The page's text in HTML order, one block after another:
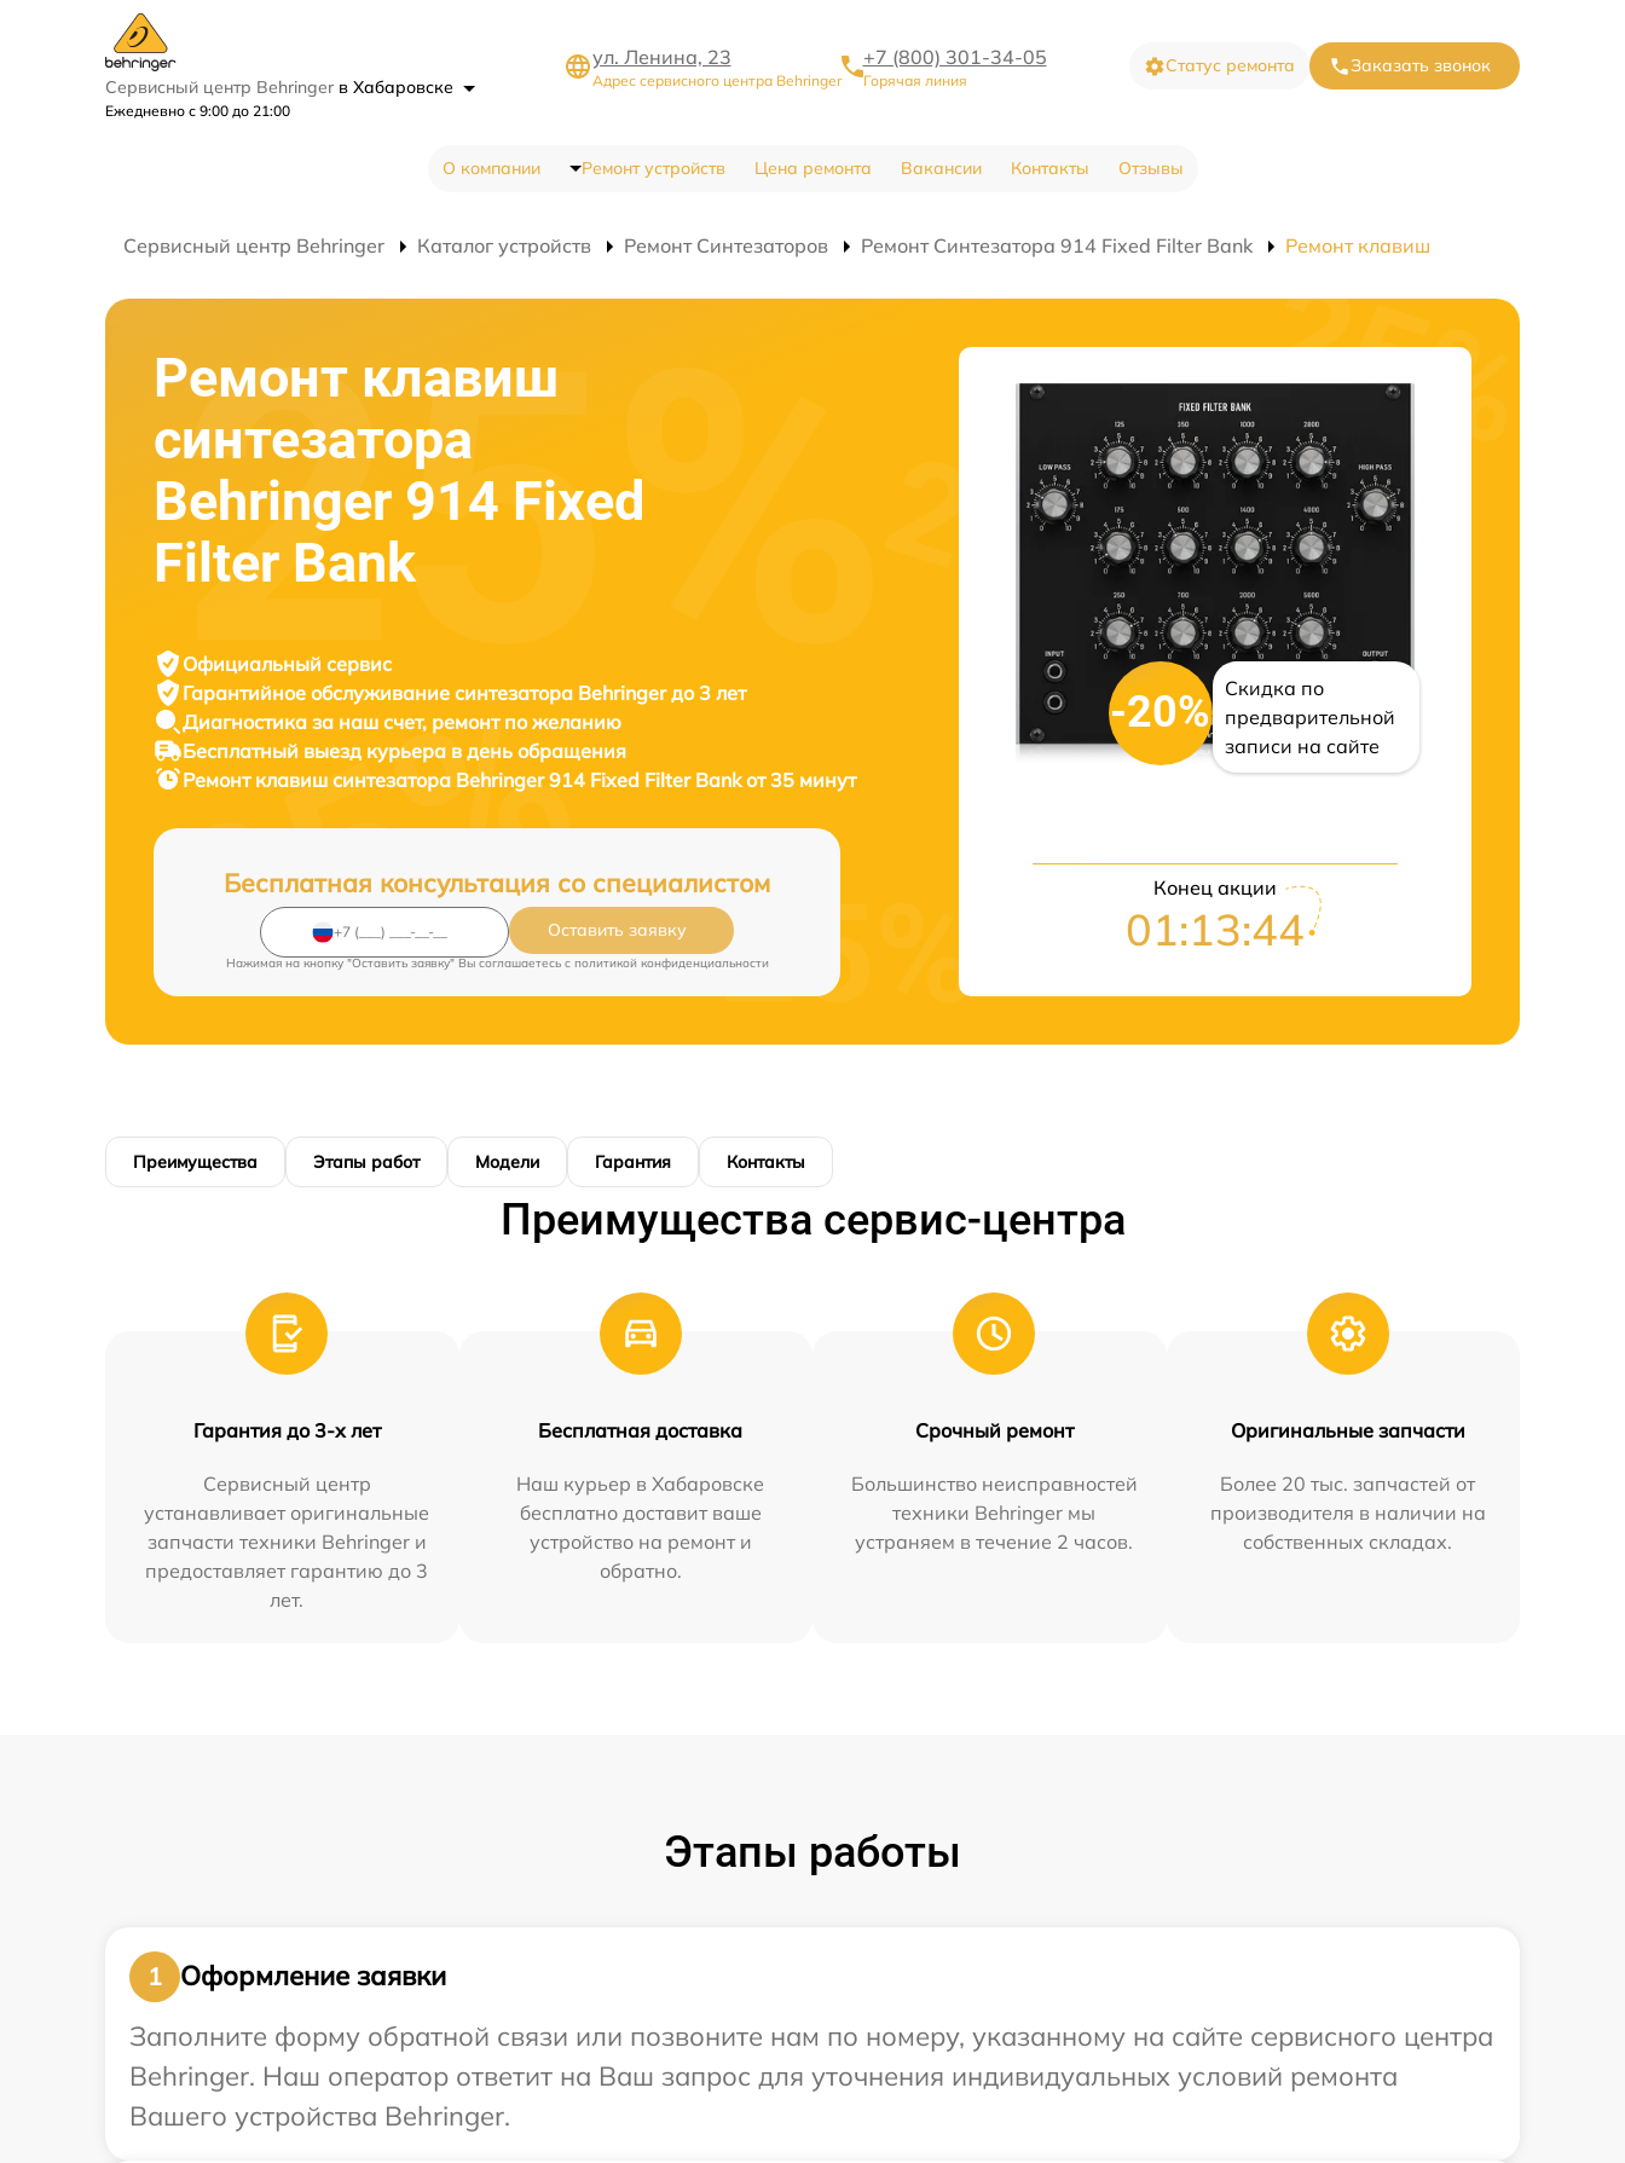
Сервисный центр Behringer в Хабаровске
Ежедневно с 9:00 до 21:00
ул. Ленина, 23
Адрес сервисного центра Behringer
+7 (800) 301-34-05
Горячая линия
Статус ремонта Заказать звонок
О компании Ремонт устройств Цена ремонта Вакансии Контакты Отзывы
Сервисный центр Behringer Каталог устройств Ремонт Синтезаторов Ремонт Синтезатора 914 Fixed Filter Bank Ремонт клавиш
Ремонт клавиш
синтезатора
Behringer 914 Fixed
Filter Bank
Официальный сервис
Гарантийное обслуживание синтезатора Behringer до 3 лет
Диагностика за наш счет, ремонт по желанию
Бесплатный выезд курьера в день обращения
Ремонт клавиш синтезатора Behringer 914 Fixed Filter Bank от 35 минут
Бесплатная консультация со специалистом
Оставить заявку
Нажимая на кнопку "Оставить заявку" Вы соглашаетесь c политикой конфиденциальности
-20%
Скидка по
предварительной
записи на сайте
Конец акции
01:13:43
Преимущества Этапы работ Модели Гарантия Контакты
Преимущества сервис-центра
Гарантия до 3-х лет
Сервисный центр
устанавливает оригинальные
запчасти техники Behringer и
предоставляет гарантию до 3
лет.
Бесплатная доставка
Наш курьер в Хабаровске
бесплатно доставит ваше
устройство на ремонт и
обратно.
Срочный ремонт
Большинство неисправностей
техники Behringer мы
устраняем в течение 2 часов.
Оригинальные запчасти
Более 20 тыс. запчастей от
производителя в наличии на
собственных складах.
Этапы работы
1
Оформление заявки
Заполните форму обратной связи или позвоните нам по номеру, указанному на сайте сервисного центра
Behringer. Наш оператор ответит на Ваш запрос для уточнения индивидуальных условий ремонта
Вашего устройства Behringer.